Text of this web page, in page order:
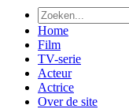
Home
Film
TV-serie
Acteur
Actrice
Over de site